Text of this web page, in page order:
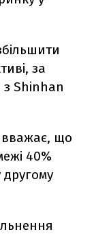
за
з Shinhan
вважає, що
40%
другому